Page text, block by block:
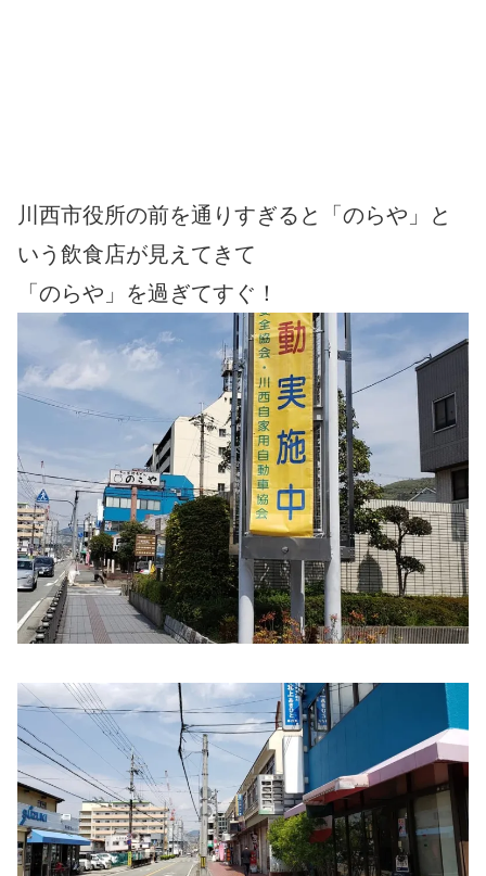
川西市役所の前を通りすぎると「のらや」と
いう飲食店が見えてきて
「のらや」を過ぎてすぐ！